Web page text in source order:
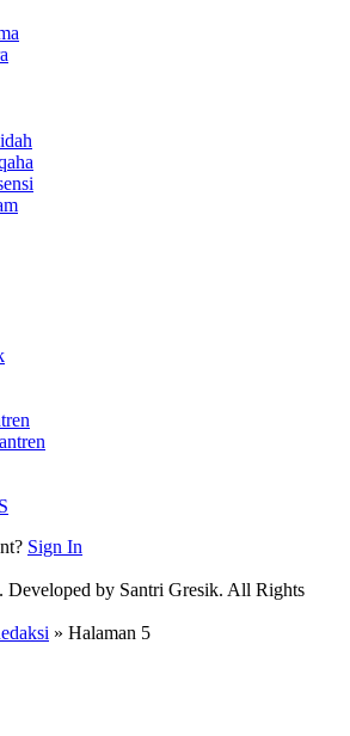
Sign In
by Santri Gresik. All Rights
» Halaman 5